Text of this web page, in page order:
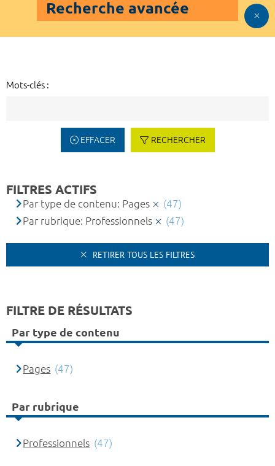
Recherche avancée
Mots-clés :
EFFACER RECHERCHER
FILTRES ACTIFS
Par type de contenu: Pages
(47)
Par rubrique: Professionnels
(47)
RETIRER TOUS LES FILTRES
FILTRE DE RÉSULTATS
Par type de contenu
Pages (47)
Par rubrique
Professionnels (47)